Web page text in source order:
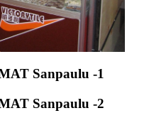
Sanpaulu -1
Sanpaulu -2